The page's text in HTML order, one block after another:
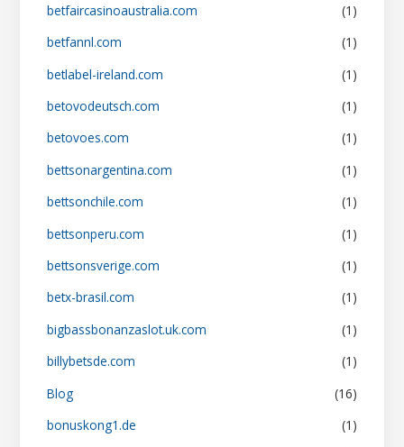
betfaircasinoaustralia.com
(1)
betfannl.com
(1)
betlabel-ireland.com
(1)
betovodeutsch.com
(1)
betovoes.com
(1)
bettsonargentina.com
(1)
bettsonchile.com
(1)
bettsonperu.com
(1)
bettsonsverige.com
(1)
betx-brasil.com
(1)
bigbassbonanzaslot.uk.com
(1)
billybetsde.com
(1)
Blog
(16)
bonuskong1.de
(1)